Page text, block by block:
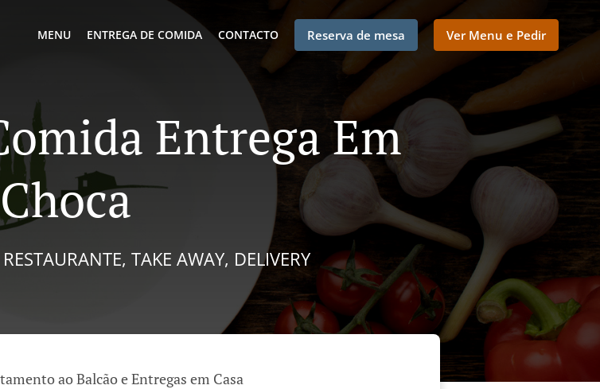
MENU ENTREGA DE COMIDA CONTACTO Reserva de mesa Ver Menu e Pedir
Entrega Em
Choca
TAKE AWAY, DELIVERY
ao Balcão e Entregas em Casa